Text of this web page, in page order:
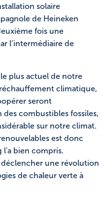
solaire
de Heineken
fois une
l’intermédiaire de
plus actuel de notre
climatique,
seront
combustibles fossiles,
sur notre climat.
est donc
l'a bien compris.
une révolution
de chaleur verte à